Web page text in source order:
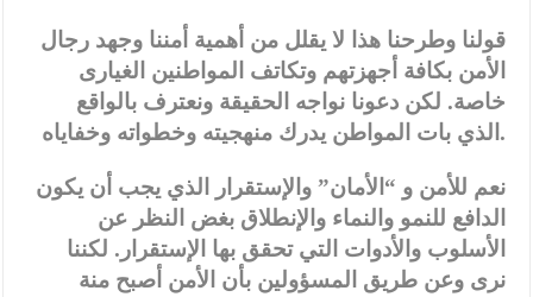
قولنا وطرحنا هذا لا يقلل من أهمية أمننا وجهد رجال
الأمن بكافة أجهزتهم وتكاتف المواطنين الغيارى
خاصة. لكن دعونا نواجه الحقيقة ونعترف بالواقع
الذي بات المواطن يدرك منهجيته وخطواته وخفاياه.
نعم للأمن و “الأمان” والإستقرار الذي يجب أن يكون
الدافع للنمو والنماء والإنطلاق بغض النظر عن
الأسلوب والأدوات التي تحقق بها الإستقرار. لكننا
نرى وعن طريق المسؤولين بأن الأمن أصبح منة